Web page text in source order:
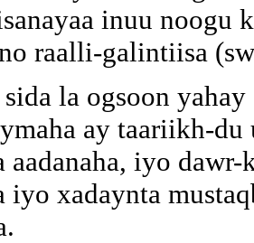
inuu noogu
raalli-galintiisa
la ogsoon
ay taariikh-
aadanaha, iyo
iyo xadaynta